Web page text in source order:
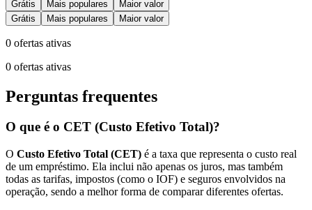
Grátis Mais populares
Maior valor
Grátis
Mais populares Maior valor
0 ofertas ativas
0 ofertas ativas
Perguntas frequentes
O que é o CET (Custo Efetivo Total)?
O Custo Efetivo Total (CET) é a taxa que representa o custo real
de um empréstimo. Ela inclui não apenas os juros, mas também
todas as tarifas, impostos (como o IOF) e seguros envolvidos na
operação, sendo a melhor forma de comparar diferentes ofertas.